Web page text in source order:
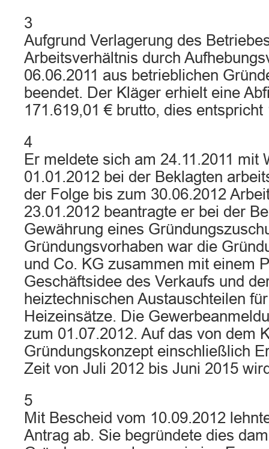
3
Aufgrund Verlagerung des
Arbeitsverhältnis durch
06.06.2011 aus betrieblichen
beendet. Der Kläger erhielt eine
171.619,01 € brutto, dies entspricht
4
Er meldete sich am 24.11.2011 mit
01.01.2012 bei der Beklagten
der Folge bis zum 30.06.2012
23.01.2012 beantragte er bei der
Gewährung eines
Gründungsvorhaben war die
und Co. KG zusammen mit einem
Geschäftsidee des Verkaufs und
heiztechnischen Austauschteilen
Heizeinsätze. Die
zum 01.07.2012. Auf das von dem
Gründungskonzept einschließlich
Zeit von Juli 2012 bis Juni 2015
5
Mit Bescheid vom 10.09.2012
Antrag ab. Sie begründete dies